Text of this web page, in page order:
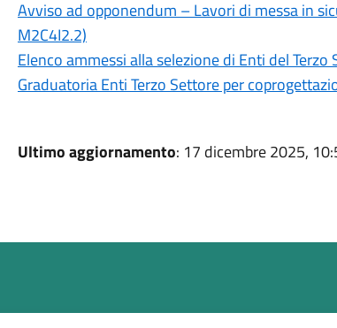
Avviso ad opponendum – Lavori di messa in
M2C4I2.2)
Elenco ammessi alla selezione di Enti del
Graduatoria Enti Terzo Settore per
Ultimo aggiornamento: 17 dicembre 2025,